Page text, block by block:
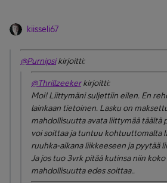
kiisseli67
@Purnipsikirjoitti:
@Thrillzeekerkirjoitti:
Moi! Liittymäni suljettiin eilen. En
lainkaan tietoinen. Lasku on
mahdollisuutta avata liittymää täältä
voi soittaa ja tuntuu kohtuuttomalta
ruuhka-aikana liikkeeseen ja pyytää
Ja jos tuo 3vrk pitää kutinsa niin
mahdollisuutta edes soittaa..